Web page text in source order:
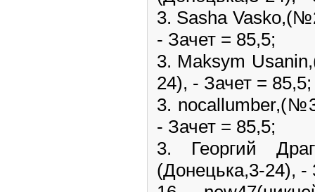
3. Sasha
- Зачет = 85,5;
3. Maksym
24), - Зачет = 85,5;
3.
- Зачет = 85,5;
3. Георгий
(Донецька,3-24), -